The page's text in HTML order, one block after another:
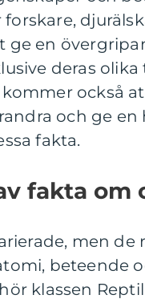
ge en
deras olika
också
och ge en
fakta.
fakta om
men de
beteende
klassen